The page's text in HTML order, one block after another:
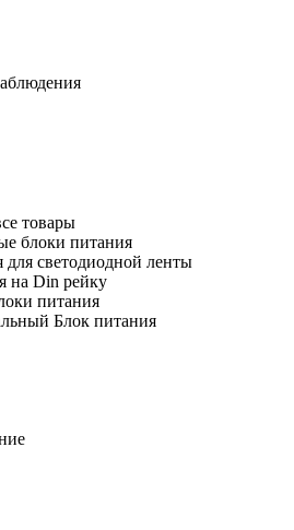
товары
блоки питания
для светодиодной ленты
на Din рейку
питания
Блок питания